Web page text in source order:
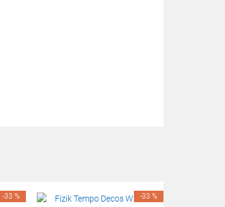
-33 % -33 %